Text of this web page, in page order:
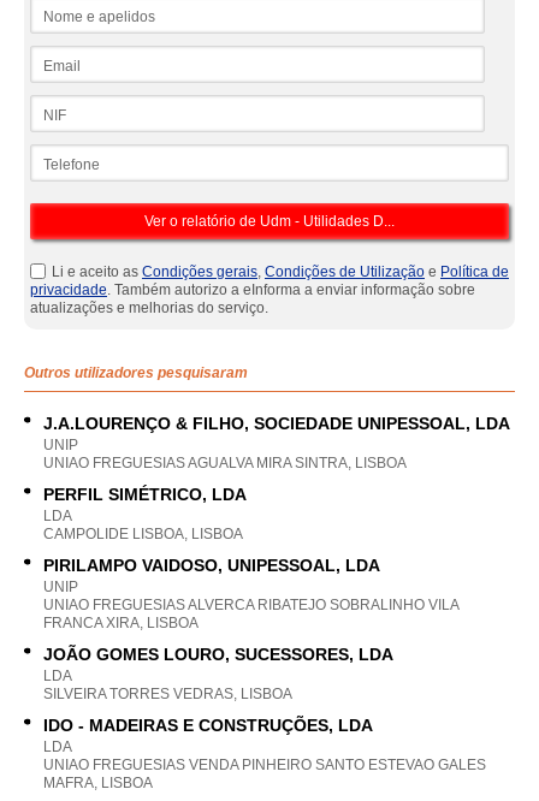
Li e aceito as Condições gerais, Condições de Utilização e Política de
privacidade. Também autorizo a eInforma a enviar informação sobre
atualizações e melhorias do serviço.
Outros utilizadores pesquisaram
J.A.LOURENÇO & FILHO, SOCIEDADE UNIPESSOAL, LDA
UNIP
UNIAO FREGUESIAS AGUALVA MIRA SINTRA, LISBOA
PERFIL SIMÉTRICO, LDA
LDA
CAMPOLIDE LISBOA, LISBOA
PIRILAMPO VAIDOSO, UNIPESSOAL, LDA
UNIP
UNIAO FREGUESIAS ALVERCA RIBATEJO SOBRALINHO VILA
FRANCA XIRA, LISBOA
JOÃO GOMES LOURO, SUCESSORES, LDA
LDA
SILVEIRA TORRES VEDRAS, LISBOA
IDO - MADEIRAS E CONSTRUÇÕES, LDA
LDA
UNIAO FREGUESIAS VENDA PINHEIRO SANTO ESTEVAO GALES
MAFRA, LISBOA